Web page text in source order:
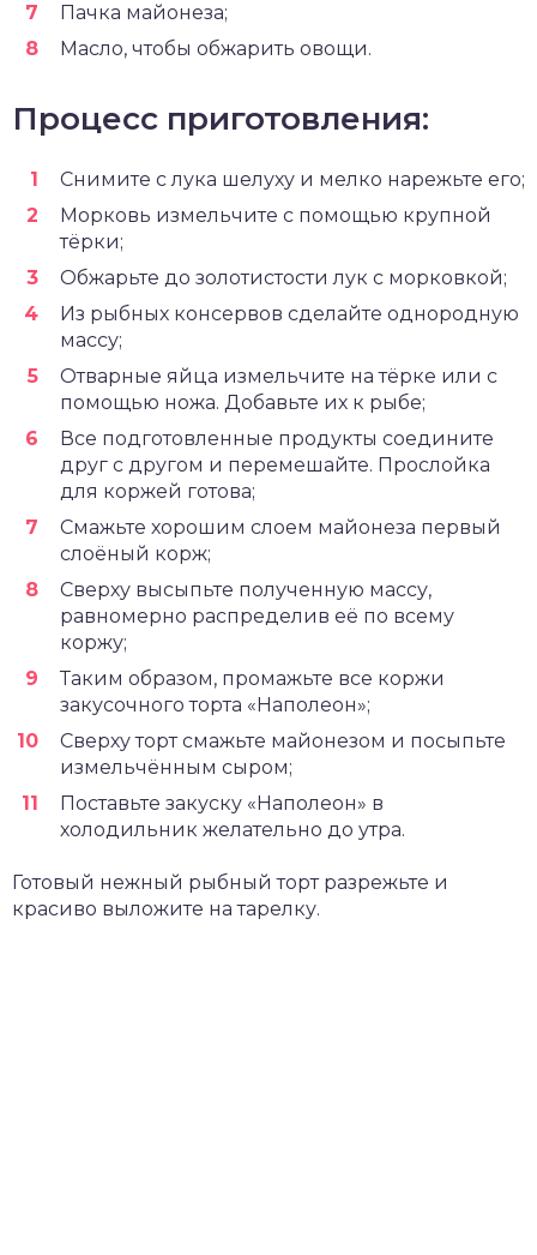
Пачка майонеза;
Масло, чтобы обжарить овощи.
Процесс приготовления:
Снимите с лука шелуху и мелко нарежьте его;
Морковь измельчите с помощью крупной
тёрки;
Обжарьте до золотистости лук с морковкой;
Из рыбных консервов сделайте однородную
массу;
Отварные яйца измельчите на тёрке или с
помощью ножа. Добавьте их к рыбе;
Все подготовленные продукты соедините
друг с другом и перемешайте. Прослойка
для коржей готова;
Смажьте хорошим слоем майонеза первый
слоёный корж;
Сверху высыпьте полученную массу,
равномерно распределив её по всему
коржу;
Таким образом, промажьте все коржи
закусочного торта «Наполеон»;
Сверху торт смажьте майонезом и посыпьте
измельчённым сыром;
Поставьте закуску «Наполеон» в
холодильник желательно до утра.
Готовый нежный рыбный торт разрежьте и
красиво выложите на тарелку.